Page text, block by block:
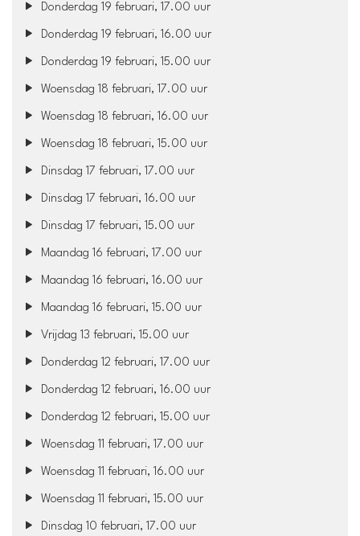
Donderdag 19 februari, 17.00 uur
Donderdag 19 februari, 16.00 uur
Donderdag 19 februari, 15.00 uur
Woensdag 18 februari, 17.00 uur
Woensdag 18 februari, 16.00 uur
Woensdag 18 februari, 15.00 uur
Dinsdag 17 februari, 17.00 uur
Dinsdag 17 februari, 16.00 uur
Dinsdag 17 februari, 15.00 uur
Maandag 16 februari, 17.00 uur
Maandag 16 februari, 16.00 uur
Maandag 16 februari, 15.00 uur
Vrijdag 13 februari, 15.00 uur
Donderdag 12 februari, 17.00 uur
Donderdag 12 februari, 16.00 uur
Donderdag 12 februari, 15.00 uur
Woensdag 11 februari, 17.00 uur
Woensdag 11 februari, 16.00 uur
Woensdag 11 februari, 15.00 uur
Dinsdag 10 februari, 17.00 uur